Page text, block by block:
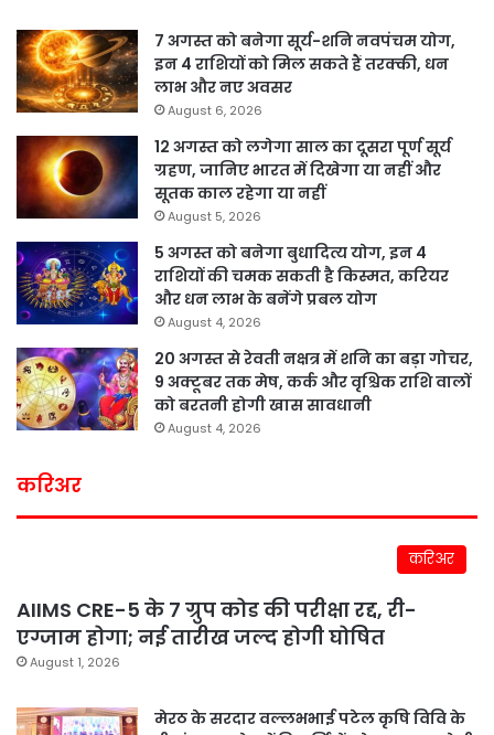
7 अगस्त को बनेगा सूर्य-शनि नवपंचम योग,
इन 4 राशियों को मिल सकते हैं तरक्की, धन
लाभ और नए अवसर
August 6, 2026
12 अगस्त को लगेगा साल का दूसरा पूर्ण सूर्य
ग्रहण, जानिए भारत में दिखेगा या नहीं और
सूतक काल रहेगा या नहीं
August 5, 2026
5 अगस्त को बनेगा बुधादित्य योग, इन 4
राशियों की चमक सकती है किस्मत, करियर
और धन लाभ के बनेंगे प्रबल योग
August 4, 2026
20 अगस्त से रेवती नक्षत्र में शनि का बड़ा गोचर,
9 अक्टूबर तक मेष, कर्क और वृश्चिक राशि वालों
को बरतनी होगी खास सावधानी
August 4, 2026
करिअर
करिअर
AIIMS CRE-5 के 7 ग्रुप कोड की परीक्षा रद्द, री-
एग्जाम होगा; नई तारीख जल्द होगी घोषित
August 1, 2026
मेरठ के सरदार वल्लभभाई पटेल कृषि विवि के